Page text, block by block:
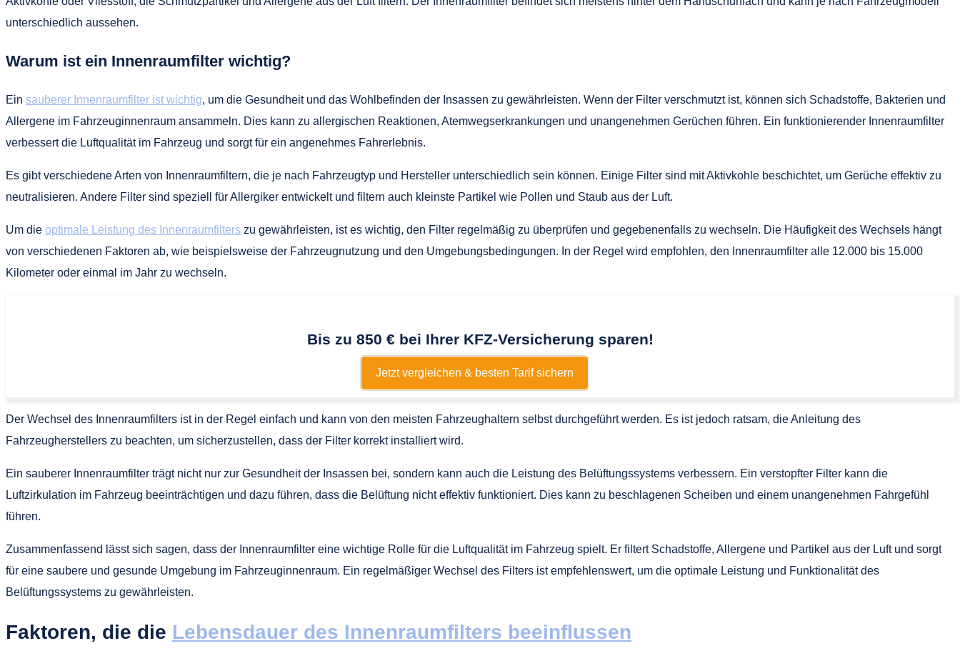
unterschiedlich aussehen.
Warum ist ein Innenraumfilter wichtig?
Ein sauberer Innenraumfilter ist wichtig, um die Gesundheit und das Wohlbefinden der Insassen zu gewährleisten. Wenn der Filter verschmutzt ist, können sich Schadstoffe, Bakterien und
Allergene im Fahrzeuginnenraum ansammeln. Dies kann zu allergischen Reaktionen, Atemwegserkrankungen und unangenehmen Gerüchen führen. Ein funktionierender Innenraumfilter
verbessert die Luftqualität im Fahrzeug und sorgt für ein angenehmes Fahrerlebnis.
Es gibt verschiedene Arten von Innenraumfiltern, die je nach Fahrzeugtyp und Hersteller unterschiedlich sein können. Einige Filter sind mit Aktivkohle beschichtet, um Gerüche effektiv zu
neutralisieren. Andere Filter sind speziell für Allergiker entwickelt und filtern auch kleinste Partikel wie Pollen und Staub aus der Luft.
Um die optimale Leistung des Innenraumfilters zu gewährleisten, ist es wichtig, den Filter regelmäßig zu überprüfen und gegebenenfalls zu wechseln. Die Häufigkeit des Wechsels hängt
von verschiedenen Faktoren ab, wie beispielsweise der Fahrzeugnutzung und den Umgebungsbedingungen. In der Regel wird empfohlen, den Innenraumfilter alle 12.000 bis 15.000
Kilometer oder einmal im Jahr zu wechseln.
Bis zu 850 € bei Ihrer KFZ-Versicherung sparen!
Jetzt vergleichen & besten Tarif sichern
Der Wechsel des Innenraumfilters ist in der Regel einfach und kann von den meisten Fahrzeughaltern selbst durchgeführt werden. Es ist jedoch ratsam, die Anleitung des
Fahrzeugherstellers zu beachten, um sicherzustellen, dass der Filter korrekt installiert wird.
Ein sauberer Innenraumfilter trägt nicht nur zur Gesundheit der Insassen bei, sondern kann auch die Leistung des Belüftungssystems verbessern. Ein verstopfter Filter kann die
Luftzirkulation im Fahrzeug beeinträchtigen und dazu führen, dass die Belüftung nicht effektiv funktioniert. Dies kann zu beschlagenen Scheiben und einem unangenehmen Fahrgefühl
führen.
Zusammenfassend lässt sich sagen, dass der Innenraumfilter eine wichtige Rolle für die Luftqualität im Fahrzeug spielt. Er filtert Schadstoffe, Allergene und Partikel aus der Luft und sorgt
für eine saubere und gesunde Umgebung im Fahrzeuginnenraum. Ein regelmäßiger Wechsel des Filters ist empfehlenswert, um die optimale Leistung und Funktionalität des
Belüftungssystems zu gewährleisten.
Faktoren, die die Lebensdauer des Innenraumfilters beeinflussen